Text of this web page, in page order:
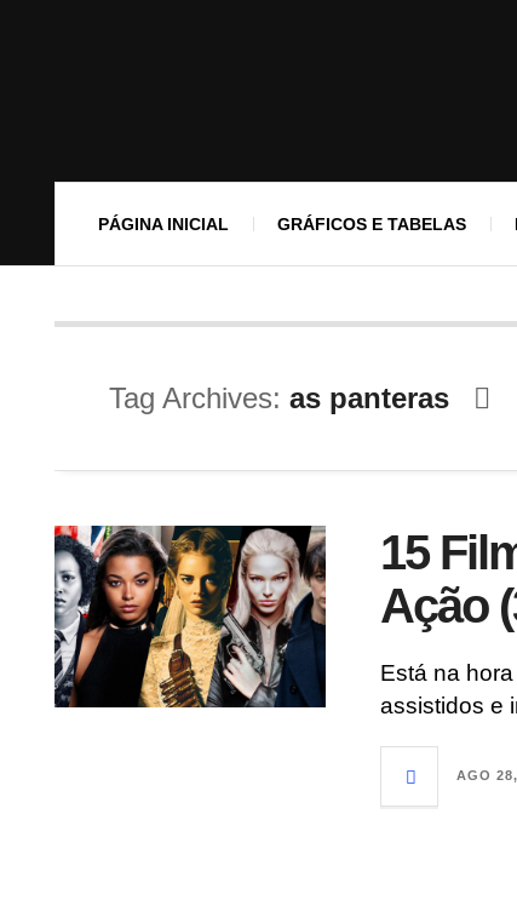
PÁGINA INICIAL GRÁFICOS E TABELAS
Tag Archives: as panteras
15
Ação
Está na
assistidos e
AGO